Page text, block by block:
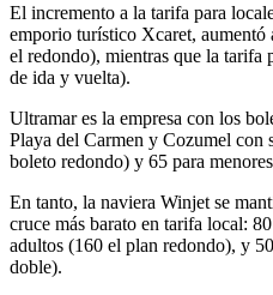
El incremento a la tarifa para
emporio turístico Xcaret,
el redondo), mientras que la tarifa
de ida y vuelta).
Ultramar es la empresa con los
Playa del Carmen y Cozumel con
boleto redondo) y 65 para
En tanto, la naviera Winjet se
cruce más barato en tarifa local:
adultos (160 el plan redondo), y
doble).